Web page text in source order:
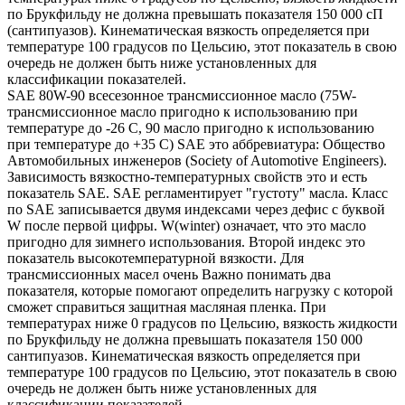
по Брукфильду не должна превышать показателя 150 000 сП
(сантипуазов). Кинематическая вязкость определяется при
температуре 100 градусов по Цельсию, этот показатель в свою
очередь не должен быть ниже установленных для
классификации показателей.
SAE 80W-90 всесезонное трансмиссионное масло (75W-
трансмиссионное масло пригодно к использованию при
температуре до -26 С, 90 масло пригодно к использованию
при температуре до +35 С) SAE это аббревиатура: Общество
Автомобильных инженеров (Society of Automotive Engineers).
Зависимость вязкостно-температурных свойств это и есть
показатель SAE. SAE регламентирует "густоту" масла. Класс
по SAE записывается двумя индексами через дефис с буквой
W после первой цифры. W(winter) означает, что это масло
пригодно для зимнего использования. Второй индекс это
показатель высокотемпературной вязкости. Для
трансмиссионных масел очень Важно понимать два
показателя, которые помогают определить нагрузку с которой
сможет справиться защитная масляная пленка. При
температурах ниже 0 градусов по Цельсию, вязкость жидкости
по Брукфильду не должна превышать показателя 150 000
сантипуазов. Кинематическая вязкость определяется при
температуре 100 градусов по Цельсию, этот показатель в свою
очередь не должен быть ниже установленных для